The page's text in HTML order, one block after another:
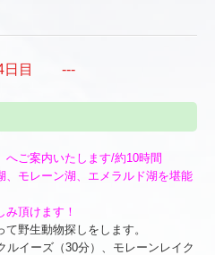
目 ---
へご案内いたします/約10時間
モレーン湖、エメラルド湖を堪能
頂けます！
野生動物探しをします。
ルイーズ（30分）、モレーンレイク